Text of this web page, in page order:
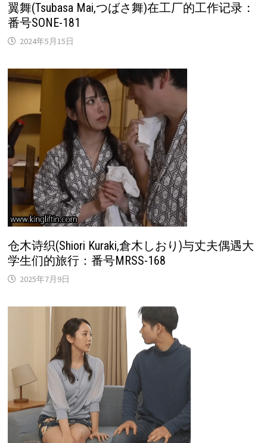
翼舞(Tsubasa Mai,つばさ舞)在工厂的工作记录：
番号SONE-181
2024年5月15日
仓木诗织(Shiori Kuraki,倉木しおり)与丈夫偶遇大
学生们的旅行：番号MRSS-168
2025年7月9日